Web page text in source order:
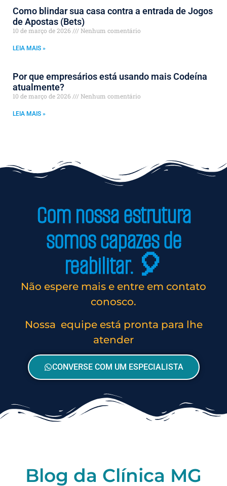
Como blindar sua casa contra a entrada de Jogos
de Apostas (Bets)
10 de março de 2026 Nenhum comentário
LEIA MAIS »
Por que empresários está usando mais Codeína
atualmente?
10 de março de 2026 Nenhum comentário
LEIA MAIS »
Com nossa estrutura
somos capazes de
reabilitar. 🎈
Não espere mais e entre em contato
conosco.
Nossa equipe está pronta para lhe
atender
CONVERSE COM UM ESPECIALISTA
Blog da Clínica MG